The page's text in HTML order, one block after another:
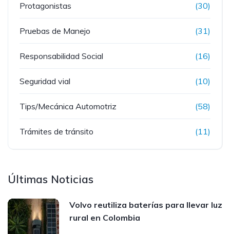
Protagonistas (30)
Pruebas de Manejo (31)
Responsabilidad Social (16)
Seguridad vial (10)
Tips/Mecánica Automotriz (58)
Trámites de tránsito (11)
Últimas Noticias
Volvo reutiliza baterías para llevar luz
rural en Colombia